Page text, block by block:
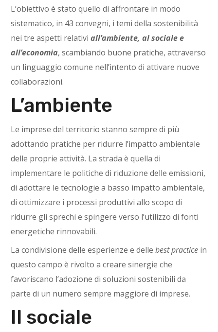
L’obiettivo è stato quello di affrontare in modo
sistematico, in 43 convegni, i temi della sostenibilità
nei tre aspetti relativiall’ambiente, al sociale e
all’economia, scambiando buone pratiche, attraverso
un linguaggio comune nell’intento di attivare nuove
collaborazioni.
L’ambiente
Le imprese del territorio stanno sempre di più
adottando pratiche per ridurre l’impatto ambientale
delle proprie attività. La strada è quella di
implementare le politiche di riduzione delle emissioni,
di adottare le tecnologie a basso impatto ambientale,
di ottimizzare i processi produttivi allo scopo di
ridurre gli sprechi e spingere verso l’utilizzo di fonti
energetiche rinnovabili.
La condivisione delle esperienze e dellebest practice in
questo campo è rivolto a creare sinergie che
favoriscano l’adozione di soluzioni sostenibili da
parte di un numero sempre maggiore di imprese.
Il sociale